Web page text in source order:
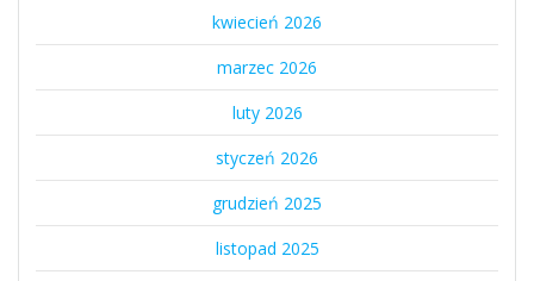
kwiecień 2026
marzec 2026
luty 2026
styczeń 2026
grudzień 2025
listopad 2025